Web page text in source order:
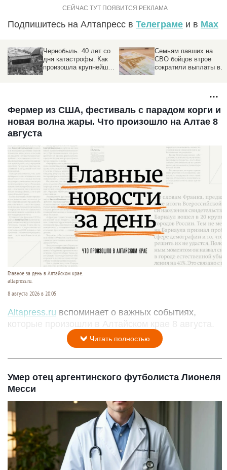
Подпишитесь на Алтапресс в Телеграме и в Max
Чернобыль. 40 лет со
дня катастрофы. Как
произошла крупнейшая
Семьям павших на
СВО бойцов втрое
сократили выплаты в
Фермер из США, фестиваль с парадом корги и
новая волна жары. Что произошло на Алтае 8
августа
Главное за день в Алтайском крае.
altapress.ru.
8 августа 2026 в 20:05
Altapress.ru вспоминает о важных событиях,
которые произошли в Алтайском крае 8 августа.
Читать полностью
Умер отец аргентинского футболиста Лионеля
Месси